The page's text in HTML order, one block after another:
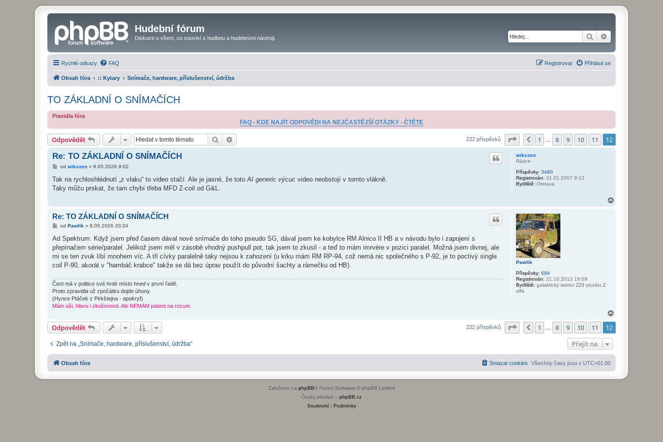
Hudební fórum
Diskuze o všem, co souvisí s hudbou a hudebními nástroji. Hledat
Rychlé odkazy FAQ Přihlásit se
Registrovat
Obsah fóra :: Kytary Snímače, hardware, příslušenství, údržba
TO ZÁKLADNÍ O SNÍMAČÍCH
Pravidla fóra
FAQ - KDE NAJÍT ODPOVĚDI NA NEJČASTĚJŠÍ OTÁZKY - ČTĚTE
Odpovědět Hledat 222 příspěvků Stránka 12
Předchozí
1 8 9 10 11 12
wikxzen
Rádce
Příspěvky: 3480
Registrován: 31.01.2007 8:12
Bydliště: Ostrava
Re: TO ZÁKLADNÍ O SNÍMAČÍCH
P
í
p
e
od wikxzen» 8.05.2026 9:02
Tak na rychloshlédnutí „z vlaku“ to video stačí. Ale je jasné, že toto AI generic výcuc video neobstojí v tomto vlákně.
Taky můžu prskat, že tam chybí třeba MFD Z-coil od G&L.
Pawlik
Příspěvky: 684
Registrován: 21.10.2013 19:09
Bydliště: galaktický sektor ZZ9 plurálu Z
alfa
Re: TO ZÁKLADNÍ O SNÍMAČÍCH
P
í
p
ě
e
od Pawlik » 8.05.2026 20:24
Ad Spektrum: Když jsem před časem dával nové snímače do toho pseudo SG, dával jsem ke kobylce RM Alnico II HB a v návodu bylo i zapojení s
přepínačem série/paralel. Jelikož jsem měl v zásobě vhodný pushpull pot, tak jsem to zkusil - a teď to mám imrvére v pozici paralel. Možná jsem divnej, ale
mi se ten zvuk líbí mnohem víc. A tři cívky paralelně taky nejsou k zahození (u krku mám RM RP-94, což nemá nic společného s P-92, je to poctivý single
coil P-90, akorát v "hambáč krabce" takže se dá bez úprav použít do původní šachty a rámečku od HB).
Čest má v politice své hrdé místo hned v první řadě.
Proto zpravidla už zpočátku dojde úhony.
(Hynce Ptáček z Pirkštejna - apokryf)
Mám uši, hlavu i zkušenosti. Ale NEMÁM patent na rozum.
o
Odpovědět 222 příspěvků Stránka 12z 12
Předchozí
1 8 9 10 11 12
Zpět na „Snímače, hardware, příslušenství, údržba“ Přejít na
Obsah fóra Všechny časy jsou v UTC+01:00
Smazat cookies
Založeno na phpBB® Forum Software © phpBB Limited
Český překlad – phpBB.cz
Soukromí| Podmínky